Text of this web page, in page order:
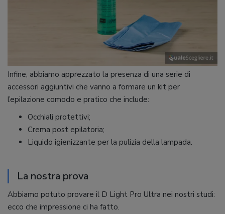
Infine, abbiamo apprezzato la presenza di una serie di
accessori aggiuntivi che vanno a formare un kit per
l’epilazione comodo e pratico che include:
Occhiali protettivi;
Crema post epilatoria;
Liquido igienizzante per la pulizia della lampada.
La nostra prova
Abbiamo potuto provare il D Light Pro Ultra nei nostri studi:
ecco che impressione ci ha fatto.